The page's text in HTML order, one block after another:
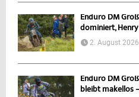
Enduro DM
dominiert,
2. August 2026
Enduro DM
bleibt makellos